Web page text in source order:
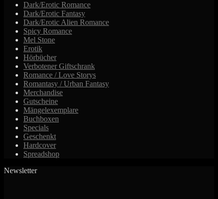
Optionen
können
auf
Dark/Erotic Romance
Dark/Erotic Fantasy
Dark/Erotic Alien Romance
Spicy Romance
Mel Stone
Erotik
Hörbücher
Verbotener Giftschrank
Romance / Love Storys
Romantasy / Urban Fantasy
Merchandise
Gutscheine
Mängelexemplare
Buchboxen
Specials
Geschenkt
Hardcover
Spreadshop
Newsletter